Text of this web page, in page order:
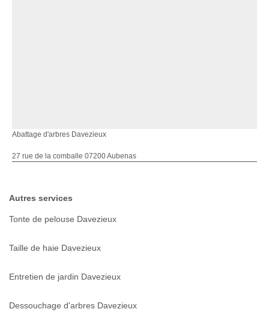
Abattage d'arbres Davezieux
27 rue de la comballe 07200 Aubenas
Autres services
Tonte de pelouse Davezieux
Taille de haie Davezieux
Entretien de jardin Davezieux
Dessouchage d'arbres Davezieux